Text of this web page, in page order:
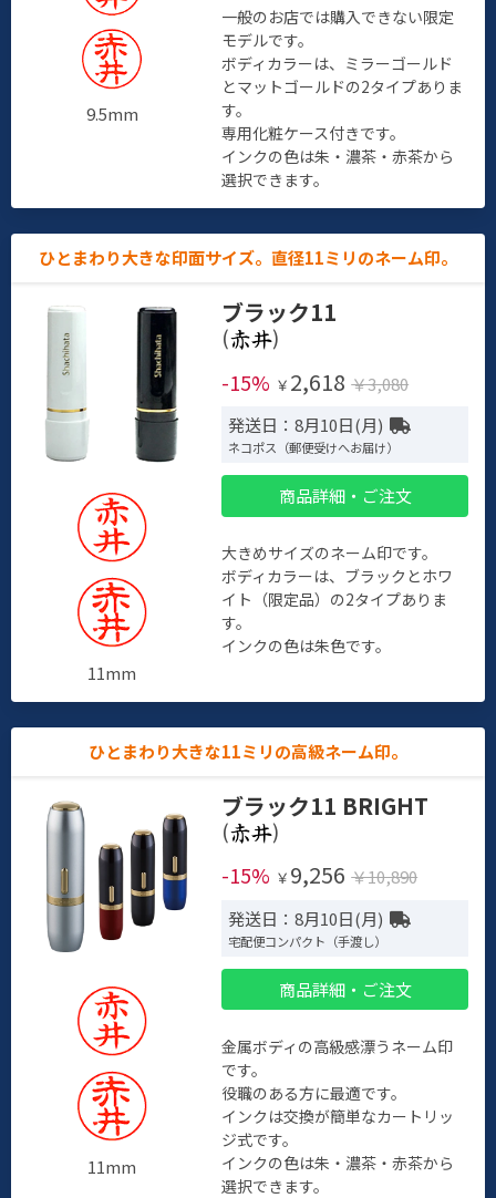
9.5mm
一般のお店では購入できない限定
モデルです。
ボディカラーは、ミラーゴールド
とマットゴールドの2タイプありま
す。
専用化粧ケース付きです。
インクの色は朱・濃茶・赤茶から
選択できます。
ひとまわり大きな印面サイズ。直径11ミリのネーム印。
11mm
ブラック11
(
)
-15% ￥ 2,618 ￥3,080
発送日：8月10日(月)
ネコポス（郵便受けへお届け）
商品詳細・ご注文
大きめサイズのネーム印です。
ボディカラーは、ブラックとホワ
イト（限定品）の2タイプありま
す。
インクの色は朱色です。
ひとまわり大きな11ミリの高級ネーム印。
11mm
ブラック11 BRIGHT
(
)
-15% ￥ 9,256 ￥10,890
発送日：8月10日(月)
宅配便コンパクト（手渡し）
商品詳細・ご注文
金属ボディの高級感漂うネーム印
です。
役職のある方に最適です。
インクは交換が簡単なカートリッ
ジ式です。
インクの色は朱・濃茶・赤茶から
選択できます。